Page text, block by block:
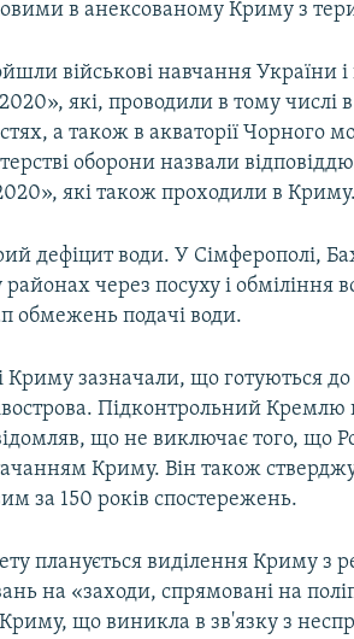
в анексованому Криму з
військові навчання України
які, проводили в тому числі
а також в акваторії Чорного
оборони назвали відповіддю
які також проходили в
дефіцит води. У Сімферополі,
через посуху і обміління
обмежень подачі води.
Криму зазначали, що готуються
Підконтрольний Кремлю
що не виключає того, що
Криму. Він також
за 150 років спостережень.
планується виділення Криму з
на «заходи, спрямовані на
що виникла в зв'язку з